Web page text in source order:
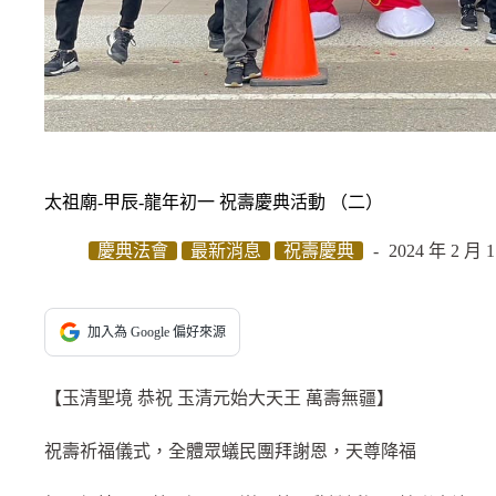
太祖廟-甲辰-龍年初一 祝壽慶典活動 （二）
慶典法會 最新消息 祝壽慶典 2024 年 2 月
加入為 Google 偏好來源
【玉清聖境 恭祝 玉清元始大天王 萬壽無疆】
祝壽祈福儀式，全體眾蟻民團拜謝恩，天尊降福